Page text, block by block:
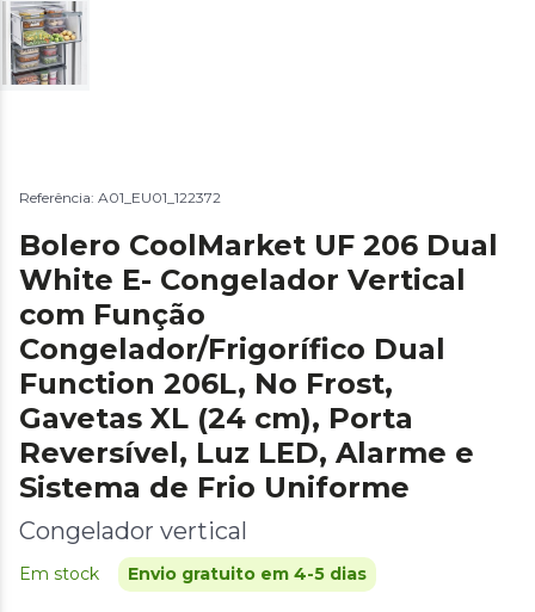
Referência: A01_EU01_122372
Bolero CoolMarket UF 206 Dual
White E- Congelador Vertical
com Função
Congelador/Frigorífico Dual
Function 206L, No Frost,
Gavetas XL (24 cm), Porta
Reversível, Luz LED, Alarme e
Sistema de Frio Uniforme
Congelador vertical
Em stock Envio gratuito em 4-5 dias